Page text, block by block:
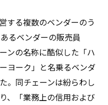
する複数のベンダーのう
るベンダーの販売員
ンの名称に酷似した「ハ
ヨーク」と名乗るベンダ
。同チェーンは紛らわし
、「業務上の信用および